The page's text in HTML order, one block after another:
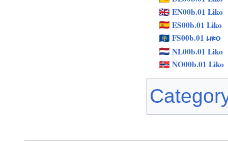
EN00b.01 Liko
ES00b.01 Liko
FS00b.01 LIKO
NL00b.01 Liko
NO00b.01 Liko